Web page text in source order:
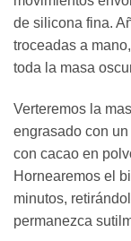
de silicona fina.
troceadas a
toda la masa
Verteremos la
engrasado con
con cacao en
Hornearemos el
minutos,
permanezca